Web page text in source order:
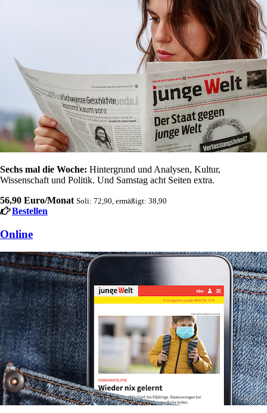
Sechs mal die Woche: Hintergrund und Analysen, Kultur,
Wissenschaft und Politik. Und Samstag acht Seiten extra.
56,90 Euro/Monat Soli: 72,90, ermäßigt: 38,90
Bestellen
Online